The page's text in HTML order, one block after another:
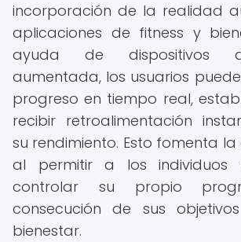
incorporación de la realidad
aplicaciones de fitness y
ayuda de dispositivos
aumentada, los usuarios
progreso en tiempo real,
recibir retroalimentación
su rendimiento. Esto fomenta
al permitir a los individuos
controlar su propio
consecución de sus
bienestar.